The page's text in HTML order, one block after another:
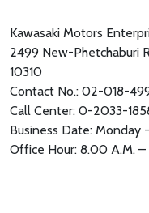
Kawasaki Motors
2499 New-Phetchaburi
10310
Contact No.: 02-018-
Call Center: 0-2033-
Business Date: Monday
Office Hour: 8.00 A.M. –